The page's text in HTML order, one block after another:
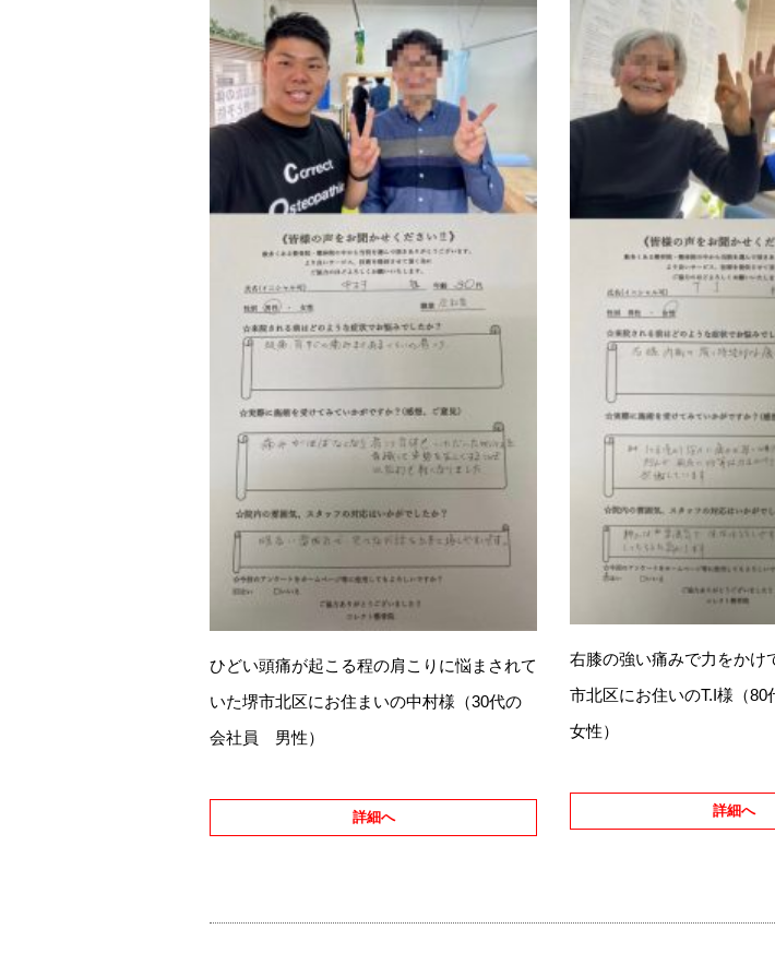
ひどい頭痛が起こる程の肩こりに悩まされて
いた堺市北区にお住まいの中村様（30代の
会社員 男性）
詳細へ
右膝の強い痛みで力をかけ
市北区にお住いのT.I様（
女性）
詳細へ